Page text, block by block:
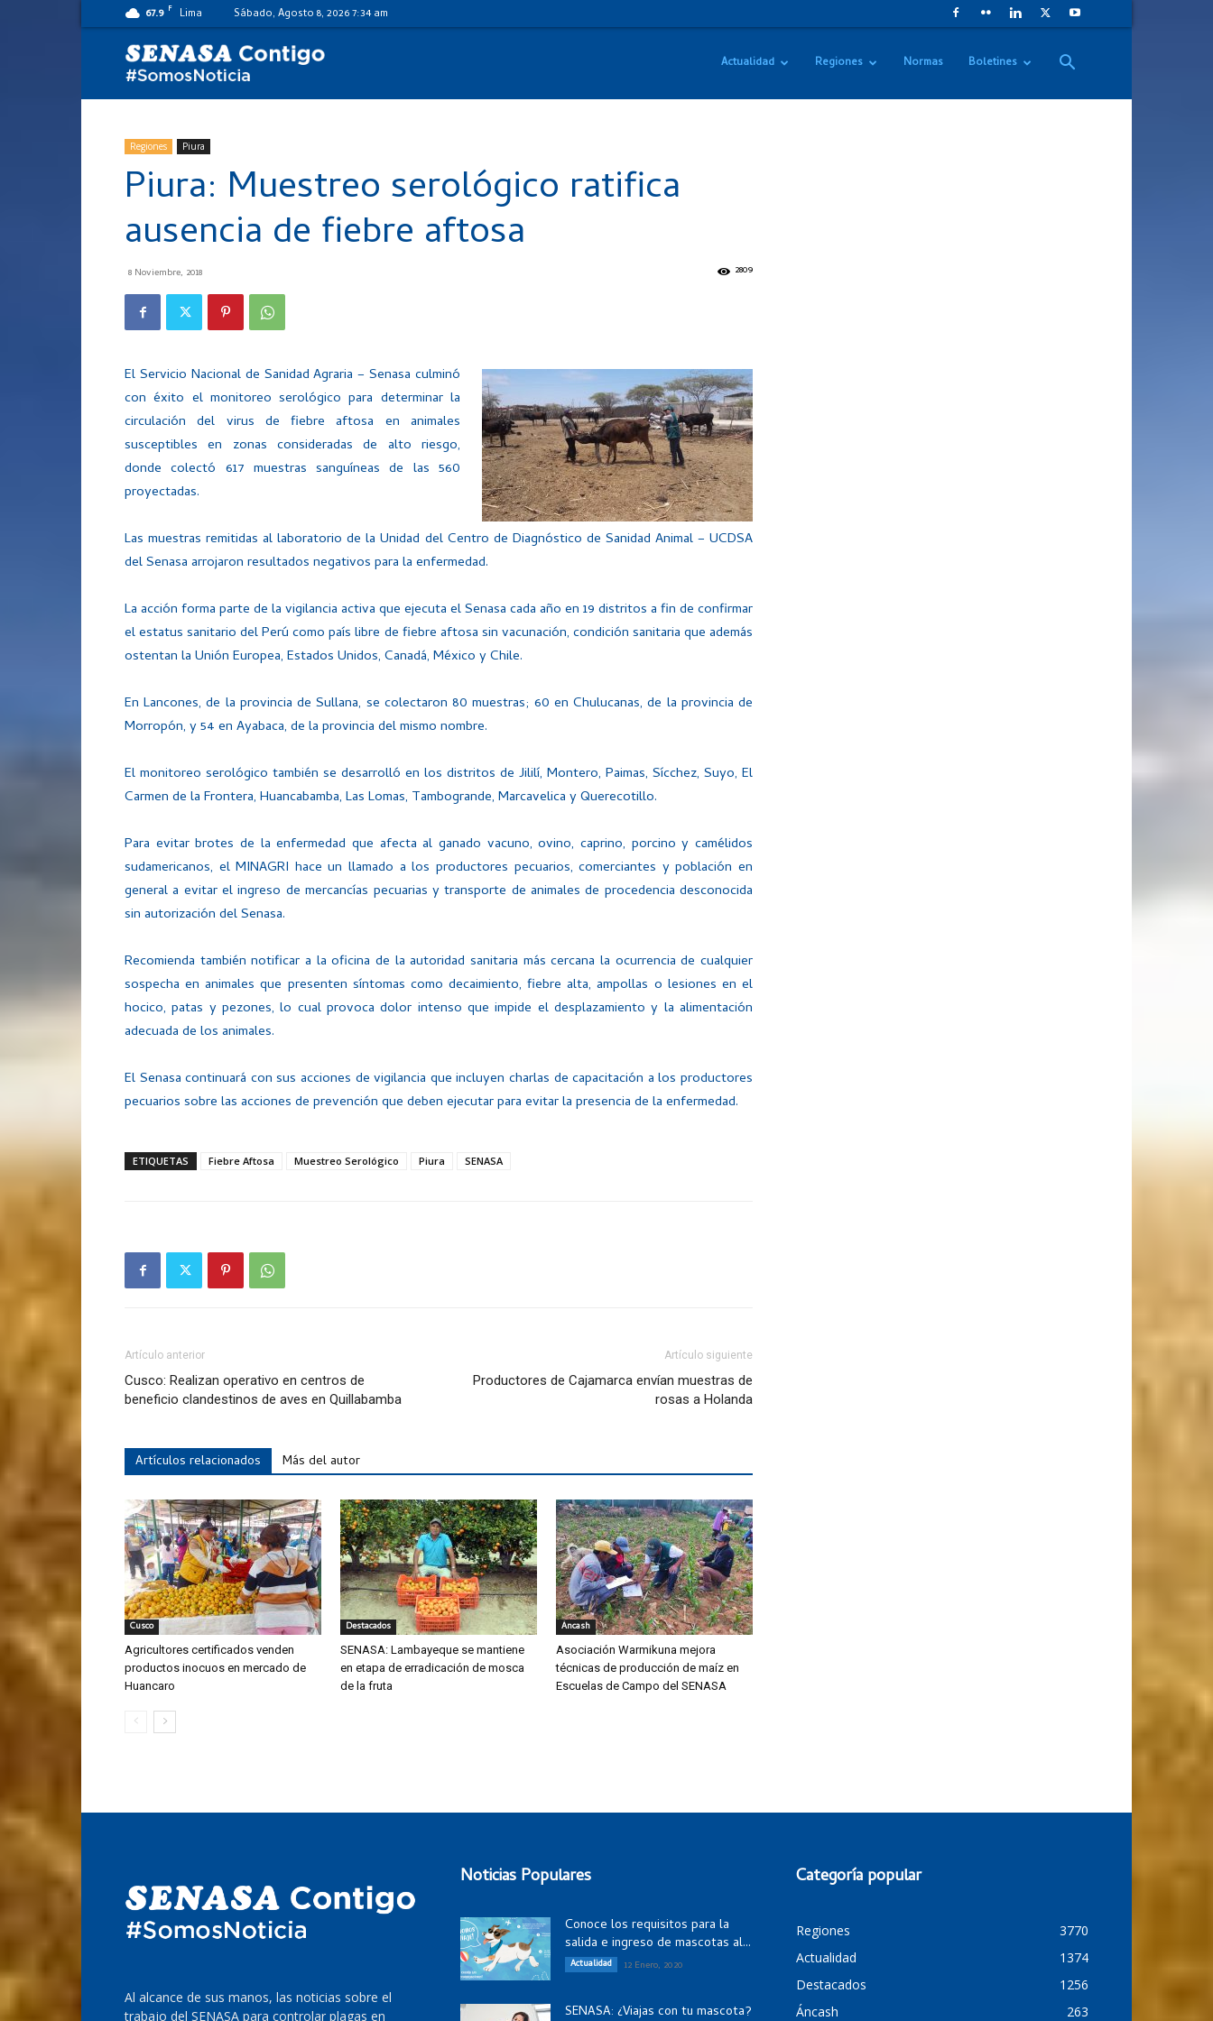
67.9 F Lima Sábado, Agosto 8, 2026 7:34 am
Actualidad Regiones Normas Boletines
Regiones Piura
Piura: Muestreo serológico ratifica
ausencia de fiebre aftosa
8 Noviembre, 2018 2809
El Servicio Nacional de Sanidad Agraria – Senasa culminó
con éxito el monitoreo serológico para determinar la
circulación del virus de fiebre aftosa en animales
susceptibles en zonas consideradas de alto riesgo,
donde colectó 617 muestras sanguíneas de las 560
proyectadas.
Las muestras remitidas al laboratorio de la Unidad del Centro de Diagnóstico de Sanidad Animal – UCDSA
del Senasa arrojaron resultados negativos para la enfermedad.
La acción forma parte de la vigilancia activa que ejecuta el Senasa cada año en 19 distritos a fin de confirmar
el estatus sanitario del Perú como país libre de fiebre aftosa sin vacunación, condición sanitaria que además
ostentan la Unión Europea, Estados Unidos, Canadá, México y Chile.
En Lancones, de la provincia de Sullana, se colectaron 80 muestras; 60 en Chulucanas, de la provincia de
Morropón, y 54 en Ayabaca, de la provincia del mismo nombre.
El monitoreo serológico también se desarrolló en los distritos de Jililí, Montero, Paimas, Sícchez, Suyo, El
Carmen de la Frontera, Huancabamba, Las Lomas, Tambogrande, Marcavelica y Querecotillo.
Para evitar brotes de la enfermedad que afecta al ganado vacuno, ovino, caprino, porcino y camélidos
sudamericanos, el MINAGRI hace un llamado a los productores pecuarios, comerciantes y población en
general a evitar el ingreso de mercancías pecuarias y transporte de animales de procedencia desconocida
sin autorización del Senasa.
Recomienda también notificar a la oficina de la autoridad sanitaria más cercana la ocurrencia de cualquier
sospecha en animales que presenten síntomas como decaimiento, fiebre alta, ampollas o lesiones en el
hocico, patas y pezones, lo cual provoca dolor intenso que impide el desplazamiento y la alimentación
adecuada de los animales.
El Senasa continuará con sus acciones de vigilancia que incluyen charlas de capacitación a los productores
pecuarios sobre las acciones de prevención que deben ejecutar para evitar la presencia de la enfermedad.
ETIQUETAS Fiebre Aftosa Muestreo Serológico Piura SENASA
Artículo anterior
Cusco: Realizan operativo en centros de
beneficio clandestinos de aves en Quillabamba
Artículo siguiente
Productores de Cajamarca envían muestras de
rosas a Holanda
Artículos relacionados Más del autor
Cusco
Agricultores certificados venden
productos inocuos en mercado de
Huancaro
Destacados
SENASA: Lambayeque se mantiene
en etapa de erradicación de mosca
de la fruta
Áncash
Asociación Warmikuna mejora
técnicas de producción de maíz en
Escuelas de Campo del SENASA
Al alcance de sus manos, las noticias sobre el
trabajo del SENASA para controlar plagas en
Noticias Populares
Conoce los requisitos para la
salida e ingreso de mascotas al...
Actualidad 12 Enero, 2020
SENASA: ¿Viajas con tu mascota?
Categoría popular
Regiones
3770
Actualidad
1374
Destacados
1256
Áncash
263